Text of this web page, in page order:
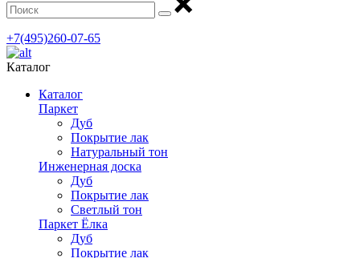
+7(495)260-07-65
Каталог
Каталог
Паркет
Дуб
Покрытие лак
Натуральный тон
Инженерная доска
Дуб
Покрытие лак
Светлый тон
Паркет Ёлка
Дуб
Покрытие лак